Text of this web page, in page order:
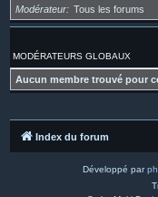
Modérateur
Tous les forums
MODÉRATEURS GLOBAUX
Aucun membre trouvé pour
Index du forum
Développé par